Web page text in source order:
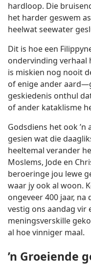
hardloop. Die
het harder geswem
heelwat seewater
Dit is hoe een
ondervinding verhaal
is miskien nog nooit
of enige ander
geskiedenis onthul
of ander kataklisme
Godsdiens het ook
gesien wat die
heeltemal verander
Moslems, Jode en
beroeringe jou lewe
waar jy ook al woon.
ongeveer 400 jaar, na
vestig ons aandag vir
meningsverskille
al hoe vinniger maal.
’n Groeiende